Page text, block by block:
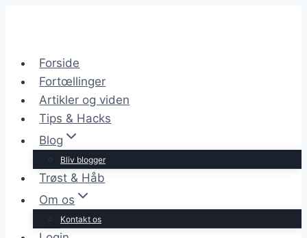
Forside
Fortœllinger
Artikler og viden
Tips & Hacks
Blog
Bliv blogger
Trøst & Håb
Om os
Kontakt os